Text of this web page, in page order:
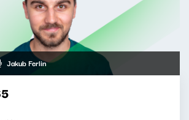
Jakub Ferlin